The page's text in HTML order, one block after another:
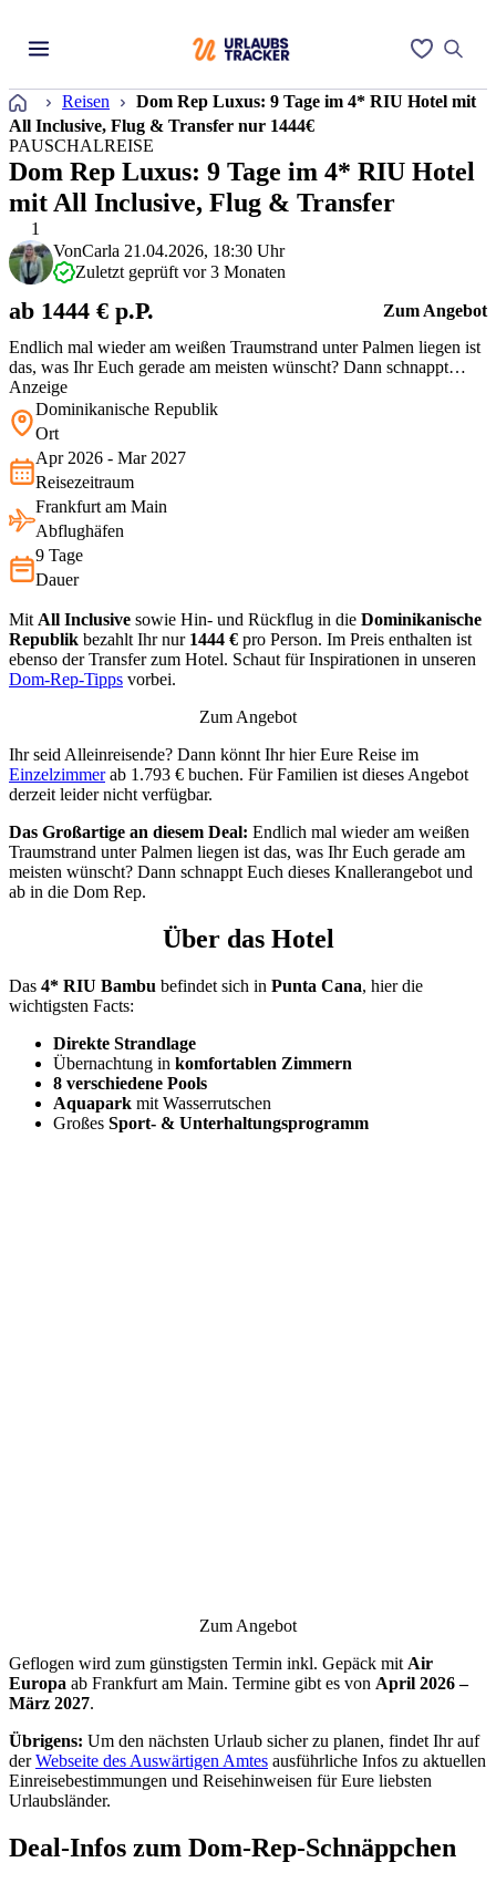
Startseite
Reisen
Dom Rep Luxus: 9 Tage im 4* RIU Hotel mit
All Inclusive, Flug & Transfer nur 1444€
1
PAUSCHALREISE
Dom Rep Luxus: 9 Tage im 4* RIU Hotel
mit All Inclusive, Flug & Transfer
Endlich mal wieder am weißen Traumstrand unter Palmen liegen ist
das, was Ihr Euch gerade am meisten wünscht? Dann schnappt
Euch dieses Knallerangebot und ab in die Dom Rep.
VonCarla 21.04.2026, 18:30 Uhr
Zuletzt geprüft vor 3 Monaten
ab 1444 € p.P. Zum Angebot
Anzeige
Dominikanische Republik
Ort
Apr 2026 - Mar 2027
Reisezeitraum
Frankfurt am Main
Abflughäfen
9 Tage
Dauer
Mit All Inclusive sowie Hin- und Rückflug in die Dominikanische
Republik bezahlt Ihr nur 1444 € pro Person. Im Preis enthalten ist
ebenso der Transfer zum Hotel. Schaut für Inspirationen in unseren
Dom-Rep-Tipps vorbei.
Zum Angebot
Ihr seid Alleinreisende? Dann könnt Ihr hier Eure Reise im
Einzelzimmerab 1.793 € buchen. Für Familien ist dieses Angebot
derzeit leider nicht verfügbar.
Das Großartige an diesem Deal: Endlich mal wieder am weißen
Traumstrand unter Palmen liegen ist das, was Ihr Euch gerade am
meisten wünscht? Dann schnappt Euch dieses Knallerangebot und
ab in die Dom Rep.
Über das Hotel
Das 4* RIU Bambu befindet sich in Punta Cana, hier die
wichtigsten Facts:
Direkte Strandlage
Übernachtung in komfortablen Zimmern
8 verschiedene Pools
Aquapark mit Wasserrutschen
Großes Sport- & Unterhaltungsprogramm
Zum Angebot
Geflogen wird zum günstigsten Termin inkl. Gepäck mit Air
Europa ab Frankfurt am Main. Termine gibt es von April 2026 –
März 2027.
Übrigens: Um den nächsten Urlaub sicher zu planen, findet Ihr auf
derWebseite des Auswärtigen Amtes ausführliche Infos zu aktuellen
Einreisebestimmungen und Reisehinweisen für Eure liebsten
Urlaubsländer.
Deal-Infos zum Dom-Rep-Schnäppchen